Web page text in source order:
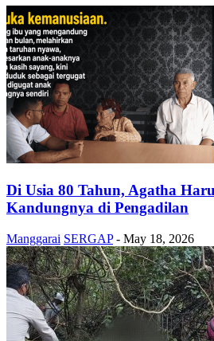
Di Usia 80 Tahun, Agatha
Kandungnya di Pengadilan
Manggarai SERGAP - May 18, 2026